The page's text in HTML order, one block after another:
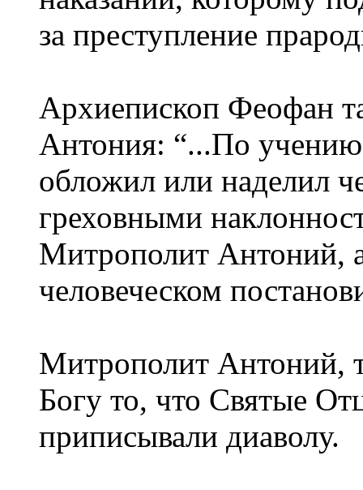
за преступление
Архиепископ Феофан
Антония: “...По
обложил или наделил
греховными
Митрополит Антоний, а
человеческом
Митрополит Антоний,
Богу то, что Святые
приписывали диаволу.